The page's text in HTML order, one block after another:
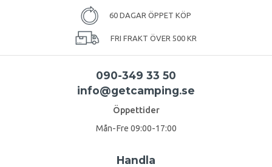
60 DAGAR ÖPPET KÖP
FRI FRAKT ÖVER 500 KR
090-349 33 50
info@getcamping.se
Öppettider
Mån-Fre 09:00-17:00
Handla